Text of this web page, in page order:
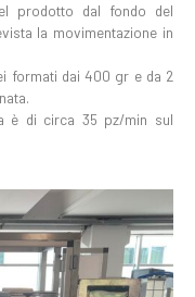
prodotto dal fondo del
la movimentazione in
formati dai 400 gr e da 2
è di circa 35 pz/min sul